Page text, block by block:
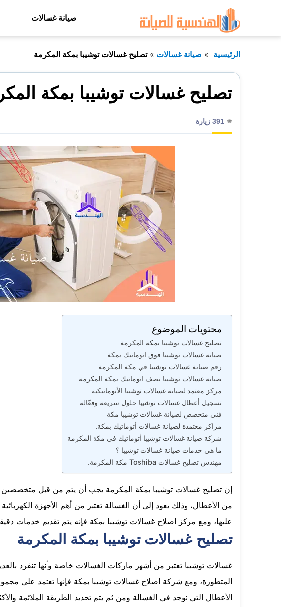
المحتوى
صيانة غسالات
الرئيسية صيانة غسالات تصليح غسالات توشيبا بمكة المكرمة
تصليح غسالات توشيبا بمكة
391 زيارة
محتويات الموضوع
تصليح غسالات توشيبا بمكة المكرمة
صيانة غسالات توشيبا فوق اتوماتيك بمكة
رقم صيانة غسالات توشيبا في مكة المكرمة
صيانة غسالات توشيبا نصف اتوماتيك بمكة المكرمة
مركز معتمد لصيانة غسالات توشيبا الأتوماتيكية
تسجيل أعطال غسالات توشيبا حلول سريعة وفعّالة
فني متخصص لصيانة غسالات توشيبا مكة
مراكز معتمدة لصيانة غسالات أتوماتيك بمكة.
شركة صيانة غسالات توشيبا أتوماتيك في مكة المكرمة
ما هي خدمات صيانة غسالات توشيبا ؟
مهندس تصليح غسالات Toshiba مكة المكرمة.
إن تصليح غسالات توشيبا بمكة المكرمة يجب أن يتم من قبل
من الأعطال، وذلك يعود إلى أن الغسالة تعتبر من أهم الأجهزة
عليها، ومع مركز اصلاح غسالات توشيبا بمكة فإنه يتم تقديم خدمات
تصليح غسالات توشيبا بمكة المكرمة
غسالات توشيبا تعتبر من أشهر ماركات الغسالات خاصة وأنها تنفرد
المتطورة، ومع شركة اصلاح غسالات توشيبا بمكة فإنها تعتمد على
الأعطال التي توجد في الغسالة ومن ثم يتم تحديد الطريقة الملائمة